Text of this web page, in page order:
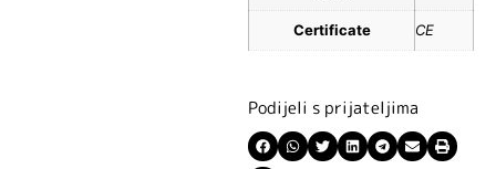
Certificate CE
Podijeli s prijateljima